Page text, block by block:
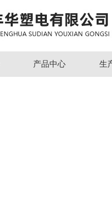
产品中心 生